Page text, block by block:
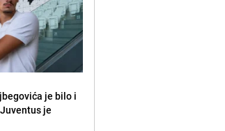
je bilo i
je